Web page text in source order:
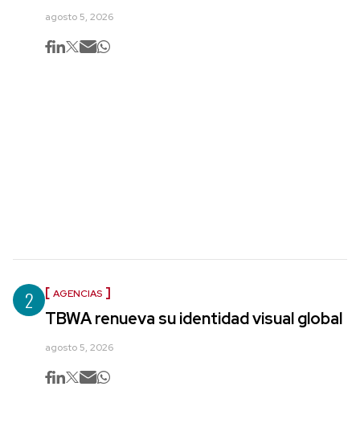
agosto 5, 2026
2 AGENCIAS
TBWA renueva su identidad visual global
agosto 5, 2026